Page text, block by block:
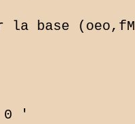
la base
0 '